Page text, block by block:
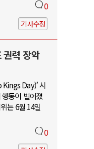
0
기사수정
력 장악
Day)’ 시
동이 벌어졌
는 6월 14일
0